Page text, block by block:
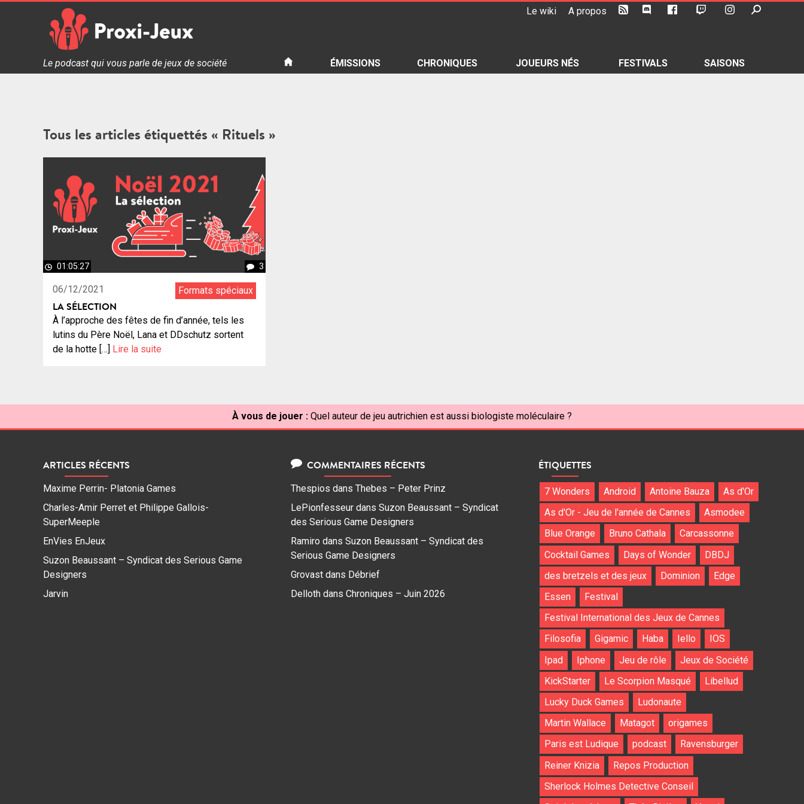
Le wiki A propos
Proxi Jeux - Le podcast qui vous parle de jeux de société
Le podcast qui vous parle de jeux de société ÉMISSIONS CHRONIQUES JOUEURS NÉS FESTIVALS SAISONS
Tous les articles étiquettés « Rituels »
01:05:27 3
06/12/2021 Formats spéciaux
LA SÉLECTION
À l’approche des fêtes de fin d’année, tels les
lutins du Père Noël, Lana et DDschutz sortent
de la hotte […]
Lire la suite
À vous de jouer : Quel auteur de jeu autrichien est aussi biologiste moléculaire ?
ARTICLES RÉCENTS
Maxime Perrin- Platonia Games
Charles-Amir Perret et Philippe Gallois-
SuperMeeple
EnVies EnJeux
Suzon Beaussant – Syndicat des Serious Game
Designers
Jarvin
COMMENTAIRES RÉCENTS
Thespios dans Thebes – Peter Prinz
LePionfesseur dans Suzon Beaussant – Syndicat
des Serious Game Designers
Ramiro dans Suzon Beaussant – Syndicat des
Serious Game Designers
Grovast dans Débrief
Delloth dans Chroniques – Juin 2026
ÉTIQUETTES
7 Wonders Android Antoine Bauza
As d'Or
As d'Or - Jeu de l'année de Cannes
Asmodee
Blue Orange
Bruno Cathala
Carcassonne
Cocktail Games
Days of Wonder
DBDJ
des bretzels et des jeux
Dominion
Edge
Essen
Festival
Festival International des Jeux de Cannes
Filosofia
Gigamic Haba Iello
IOS
Ipad
Iphone Jeu de rôle
Jeux de Société
KickStarter
Le Scorpion Masqué
Libellud
Lucky Duck Games
Ludonaute
Martin Wallace
Matagot
origames
Paris est Ludique
podcast
Ravensburger
Reiner Knizia
Repos Production
Sherlock Holmes Detective Conseil